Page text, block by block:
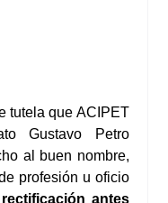
tutela que ACIPET
Gustavo Petro
al buen nombre,
profesión u oficio
antes